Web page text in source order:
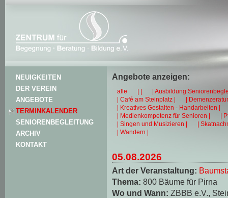
NEUIGKEITEN
DER VEREIN
ANGEBOTE
TERMINKALENDER
SENIORENBEGLEITUNG
ARCHIV
KONTAKT
Angebote anzeigen:
alle | |
| Ausbildung
| Café am Steinplatz |
|
| Kreatives Gestalten - Handarbeiten |
| Medienkompetenz für Senioren |
|
| Singen und Musizieren |
|
| Wandern |
05.08.2026
Art der Veranstaltung:
Thema: 800 Bäume für Pirna
Wo und Wann: ZBBB e.V.,